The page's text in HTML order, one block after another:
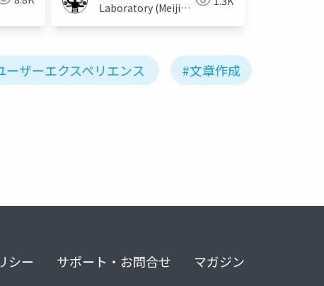
Laboratory (Meiji
ーザーエクスペリエンス #文章作成
シー サポート・お問合せ マガジン